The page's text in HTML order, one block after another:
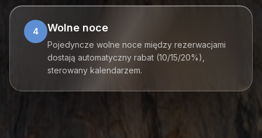
4 Wolne noce
Pojedyncze wolne noce między rezerwacjami
dostają automatyczny rabat (10/15/20%),
sterowany kalendarzem.